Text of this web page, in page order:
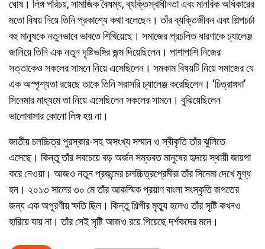
ঘোষ। লিঙ্গ পরিচয়, সামাজিক বৈষম্য, ব্যক্তিস্বাধীনতা এবং মানবিক অধিকারের
মতো বিষয় নিয়ে তিনি প্রকাশ্যে কথা বলেছেন। তাঁর ব্যক্তিজীবন এবং শিল্পচর্চা
বহু মানুষকে নতুনভাবে ভাবতে শিখিয়েছে। সমাজের প্রচলিত ধারণাকে চ্যালেঞ্জ
জানিয়ে তিনি এক নতুন দৃষ্টিভঙ্গির জন্ম দিয়েছিলেন। পাশাপাশি নিজের
সত্তাকেও সকলের সামনে নিয়ে এসেছিলেন। সমকাম বিষয়টি নিয়ে সমাজের যে
এক অস্পৃশ্যতা রয়েছে তাকে তিনি সরাসরি চ্যালেঞ্জ করেছিলেন। ‘চিত্রাঙ্গদা’
সিনেমার মাধ্যমে তা নিয়ে এসেছিলেন সকলের সামনে। বুঝিয়েছিলেন
ভালোবাসার কোনো লিঙ্গ হয় না।
জাতীয় চলচ্চিত্র পুরস্কার-সহ অসংখ্য সম্মান ও স্বীকৃতি তাঁর ঝুলিতে
এসেছে। কিন্তু তাঁর সবচেয়ে বড় অর্জন সম্ভবত মানুষের হৃদয়ে স্থায়ী জায়গা
করে নেওয়া। আজও নতুন প্রজন্মের চলচ্চিত্রপ্রেমীরা তাঁর সিনেমা দেখে মুগ্ধ
হন। ২০১৩ সালের ৩০ মে তাঁর আকস্মিক প্রয়াণ বাংলা সংস্কৃতি জগতের
জন্য এক অপূরণীয় ক্ষতি ছিল। কিন্তু শিল্পীর মৃত্যু হলেও তাঁর সৃষ্টি কখনও
হারিয়ে যায় না। তাঁর সেই সৃষ্টি আজও রয়ে গিয়েছে দর্শকদের মনে।